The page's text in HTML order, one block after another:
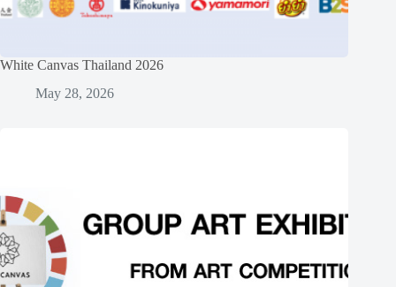
White Canvas Thailand 2026
May 28, 2026